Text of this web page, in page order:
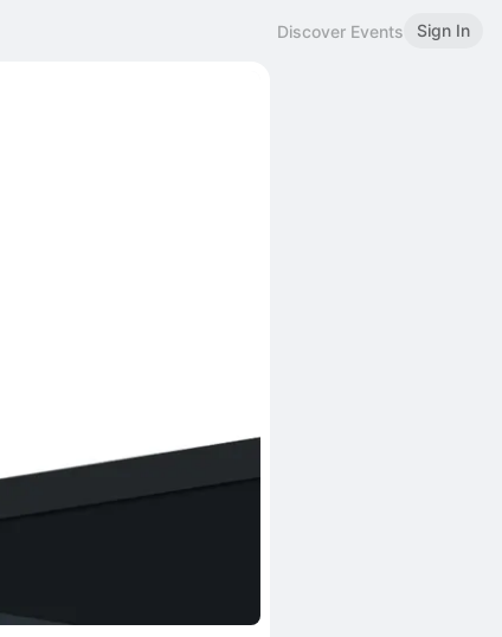
Discover Events Sign In